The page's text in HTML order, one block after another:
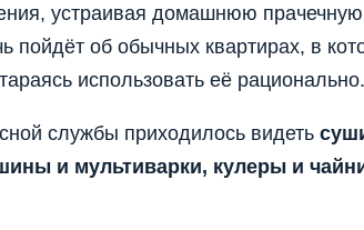
устраивая домашнюю
пойдёт об обычных квартирах, в
использовать её рационально.
службы приходилось видеть
и мультиварки, кулеры и